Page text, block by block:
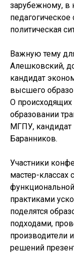
зарубежному, в
политическая
Важную тему
Алешковский,
кандидат
высшего
О
образовании
МГПУ, кандидат
Баранников.
Участники
мастер-классах
практиками
поделятся
подходами,
производители
решений